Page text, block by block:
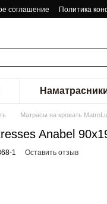
соглашение Политика
Матрасы на кровать
Anabel
1 Оставить отзыв